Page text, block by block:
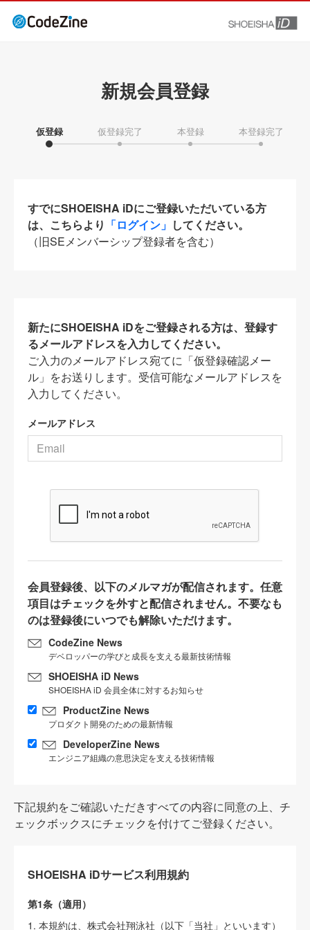
新規会員登録
仮登録 仮登録完了 本登録 本登録完了
すでにSHOEISHA iDにご登録いただいている方
は、こちらより 「ログイン」 してください。
（旧SEメンバーシップ登録者を含む）
新たにSHOEISHA iDをご登録される方は、登録す
るメールアドレスを入力してください。
ご入力のメールアドレス宛てに「仮登録確認メー
ル」をお送りします。受信可能なメールアドレスを
入力してください。
メールアドレス
会員登録後、以下のメルマガが配信されます。任意
項目はチェックを外すと配信されません。不要なも
のは登録後にいつでも解除いただけます。
CodeZine News
デベロッパーの学びと成長を支える最新技術情報
SHOEISHA iD News
SHOEISHA iD 会員全体に対するお知らせ
ProductZine News
プロダクト開発のための最新情報
DeveloperZine News
エンジニア組織の意思決定を支える技術情報
下記規約をご確認いただきすべての内容に同意の上、チ
ェックボックスにチェックを付けてご登録ください。
SHOEISHA iDサービス利用規約
第1条（適用）
1. 本規約は、株式会社翔泳社（以下「当社」といいます）